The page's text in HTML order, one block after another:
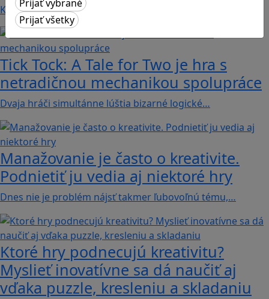
Kvíz zahŕňa otázky z mnohých vedných odborov a…
Tick Tock: A Tale for Tw‪o je hra s
netradičnou mechanikou spolupráce
Dvaja hráči simultánne lúštia bizarné logické…
Manažovanie je často o kreativite.
Podnietiť ju vedia aj niektoré hry
Dnes nie je problém nájsť takmer ľubovoľnú tému,…
Ktoré hry podnecujú kreativitu?
Myslieť inovatívne sa dá naučiť aj
vďaka puzzle, kresleniu a skladaniu